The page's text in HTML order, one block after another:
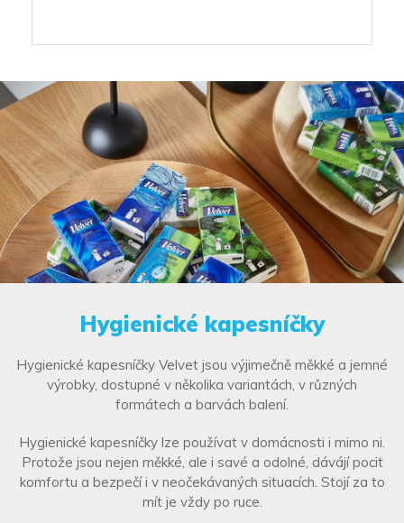
Hygienické kapesníčky
Hygienické kapesníčky Velvet jsou výjimečně měkké a jemné
výrobky, dostupné v několika variantách, v různých
formátech a barvách balení.
Hygienické kapesníčky lze používat v domácnosti i mimo ni.
Protože jsou nejen měkké, ale i savé a odolné, dávájí pocit
komfortu a bezpečí i v neočekávaných situacích. Stojí za to
mít je vždy po ruce.